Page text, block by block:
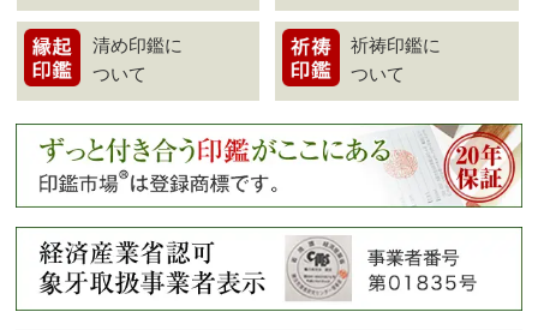
清め印鑑に
ついて
祈祷印鑑に
ついて